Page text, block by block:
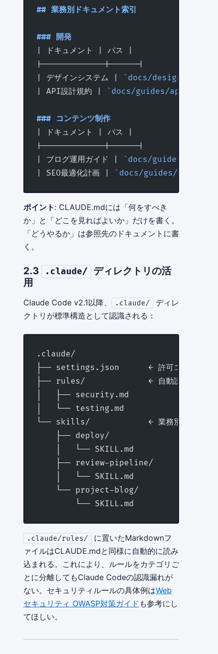
## 業務別ドキュメント索引
### 開発
| ドキュメント | パス |
|-------------|------|
| デザインシステム |
`docs/design/
| API設計規約 |
`docs/guides/api-
### コンテンツ制作
| ドキュメント | パス |
|-------------|------|
| ブログ運用ガイド |
`docs/guides/blog-
| SEO最適化計画 |
`docs/guides/seo-
ポイント : CLAUDE.mdには「何をすべき
か」と「どこを見ればよいか」だけを書く。
「どうやるか」は参照先のドキュメントに書
く。
2.3 .claude/
ディレクトリの活
用
Claude Code v2.1以降、 .claude/
ディレ
クトリが標準構造として認識される：
.claude/
├── settings.json      ← 許可コマンド・
├── rules/             ← 自動読み込みルール
│   ├── security.md
│   └── testing.md
└── skills/            ← 業務別プロンプ
    ├── deploy/
    │   └── SKILL.md
    ├── review-pipeline/
    │   └── SKILL.md
    └── project-blog/
        └── SKILL.md
.claude/rules/
に置いたMarkdownフ
ァイルはCLAUDE.mdと同様に自動的に読み
込まれる。これにより、ルールをカテゴリご
とに分離してもClaude Codeの認識漏れが
ない。セキュリティルールの具体例はWeb
セキュリティ OWASP対策ガイド も参考にし
てほしい。